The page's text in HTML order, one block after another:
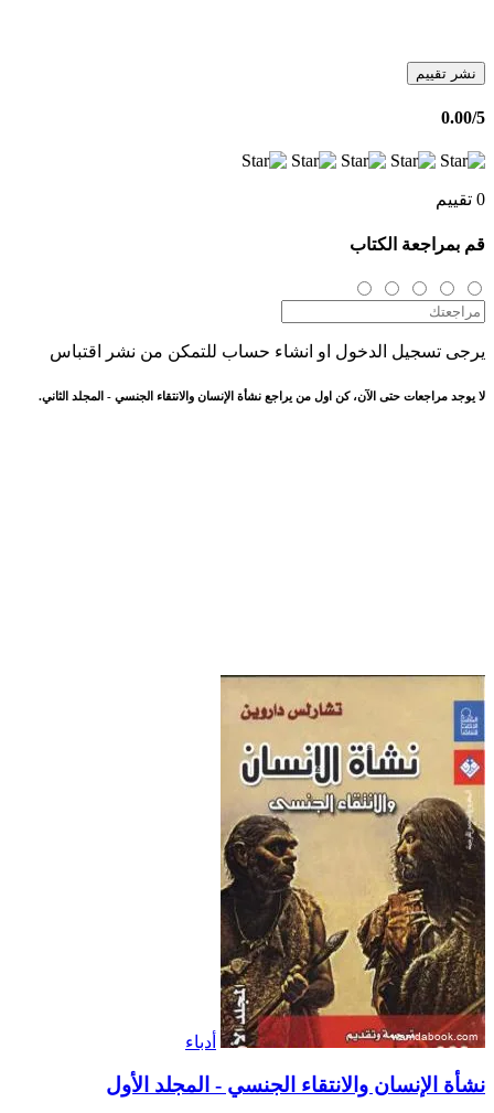
نشر تقييم
0.00/5
0 تقييم
قم بمراجعة الكتاب
يرجى تسجيل الدخول او انشاء حساب للتمكن من نشر اقتباس
لا يوجد مراجعات حتى الآن، كن اول من يراجع نشأة الإنسان والانتقاء الجنسي - المجلد الثاني.
أدباء
نشأة الإنسان والانتقاء الجنسي - المجلد الأول